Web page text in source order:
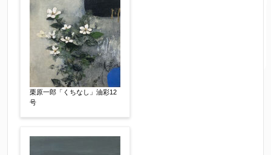
栗原一郎「くちなし」油彩12
号